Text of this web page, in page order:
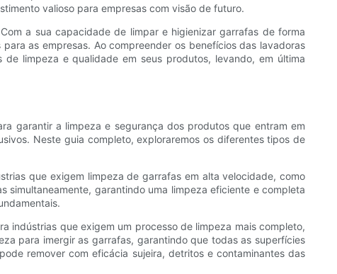
valioso para empresas com visão de futuro.
a sua capacidade de limpar e higienizar garrafas de forma
as empresas. Ao compreender os benefícios das lavadoras
limpeza e qualidade em seus produtos, levando, em última
garantir a limpeza e segurança dos produtos que entram em
Neste guia completo, exploraremos os diferentes tipos de
que exigem limpeza de garrafas em alta velocidade, como
garantindo uma limpeza eficiente e completa
indústrias que exigem um processo de limpeza mais completo,
para imergir as garrafas, garantindo que todas as superfícies
remover com eficácia sujeira, detritos e contaminantes das